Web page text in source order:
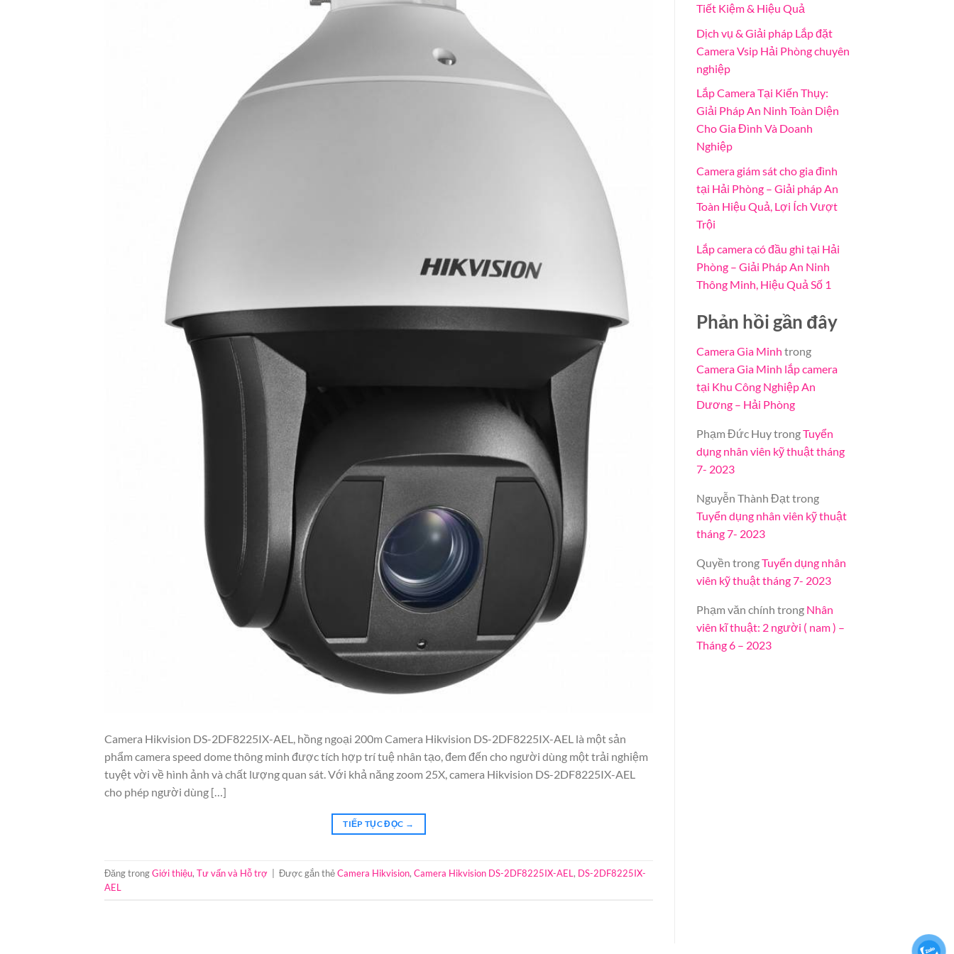
Camera Hikvision DS-2DF8225IX-AEL, hồng ngoại 200m Camera Hikvision DS-2DF8225IX-AEL là một sản
phẩm camera speed dome thông minh được tích hợp trí tuệ nhân tạo, đem đến cho người dùng một trải nghiệm
tuyệt vời về hình ảnh và chất lượng quan sát. Với khả năng zoom 25X, camera Hikvision DS-2DF8225IX-AEL
cho phép người dùng […]
TIẾP TỤC ĐỌC →
Đăng trongGiới thiệu, Tư vấn và Hỗ trợ Được gắn thẻCamera Hikvision, Camera Hikvision DS-2DF8225IX-AEL, DS-2DF8225IX-
AEL
Tiết Kiệm & Hiệu Quả
Dịch vụ & Giải pháp Lắp đặt
Camera Vsip Hải Phòng chuyên
nghiệp
Lắp Camera Tại Kiến Thụy:
Giải Pháp An Ninh Toàn Diện
Cho Gia Đình Và Doanh
Nghiệp
Camera giám sát cho gia đình
tại Hải Phòng – Giải pháp An
Toàn Hiệu Quả, Lợi Ích Vượt
Trội
Lắp camera có đầu ghi tại Hải
Phòng – Giải Pháp An Ninh
Thông Minh, Hiệu Quả Số 1
Phản hồi gần đây
Camera Gia Minh trong
Camera Gia Minh lắp camera
tại Khu Công Nghiệp An
Dương – Hải Phòng
Phạm Đức HuytrongTuyển
dụng nhân viên kỹ thuật tháng
7- 2023
Nguyễn Thành Đạttrong
Tuyển dụng nhân viên kỹ thuật
tháng 7- 2023
Quyền trongTuyển dụng nhân
viên kỹ thuật tháng 7- 2023
Phạm văn chính trong Nhân
viên kĩ thuật: 2 người ( nam ) –
Tháng 6 – 2023